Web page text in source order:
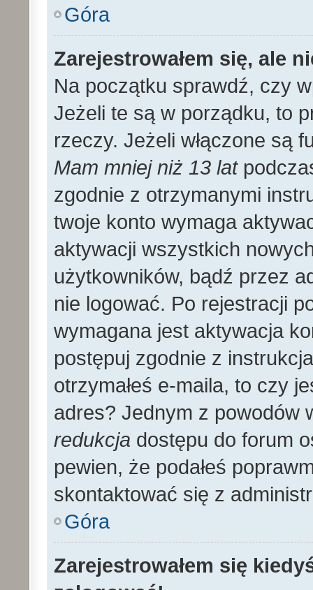
Góra
Zarejestrowałem się, ale
Na początku sprawdź, czy
Jeżeli te są w porządku, to
rzeczy. Jeżeli włączone są
Mam mniej niż 13 lat
zgodnie z otrzymanymi
twoje konto wymaga
aktywacji wszystkich
użytkowników, bądź przez
nie logować. Po rejestracji
wymagana jest aktywacja
postępuj zgodnie z
otrzymałeś e-maila, to czy
adres? Jednym z powodów
redukcja dostępu do forum
pewien, że podałeś
skontaktować się z
Góra
Zarejestrowałem się